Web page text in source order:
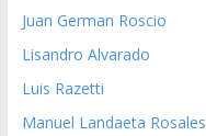
Juan German Roscio
Lisandro Alvarado
Luis Razetti
Manuel Landaeta Rosales